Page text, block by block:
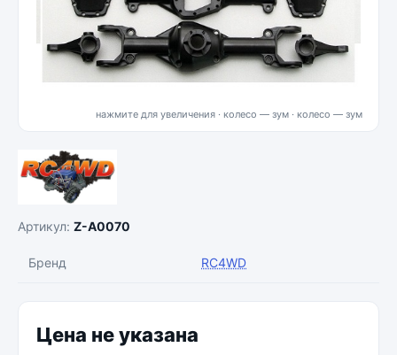
нажмите для увеличения · колесо — зум
Артикул: Z-A0070
Бренд RC4WD
Цена не указана